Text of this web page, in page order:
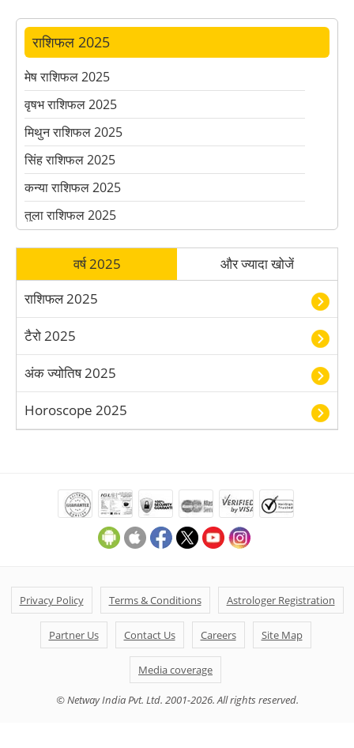
राशिफल 2025
मेष राशिफल 2025
वृषभ राशिफल 2025
मिथुन राशिफल 2025
सिंह राशिफल 2025
कन्या राशिफल 2025
तुला राशिफल 2025
धनु राशिफल 2025
मकर राशिफल 2025
कुंभ राशिफल 2025
मीन राशिफल 2025
वर्ष 2025
और ज्यादा खोजें
राशिफल 2025
टैरो 2025
अंक ज्योतिष 2025
Horoscope 2025
Privacy Policy Terms & Conditions Astrologer Registration
Partner Us Contact Us Careers Site Map
Media coverage
© Netway India Pvt. Ltd. 2001-2026. All rights reserved.